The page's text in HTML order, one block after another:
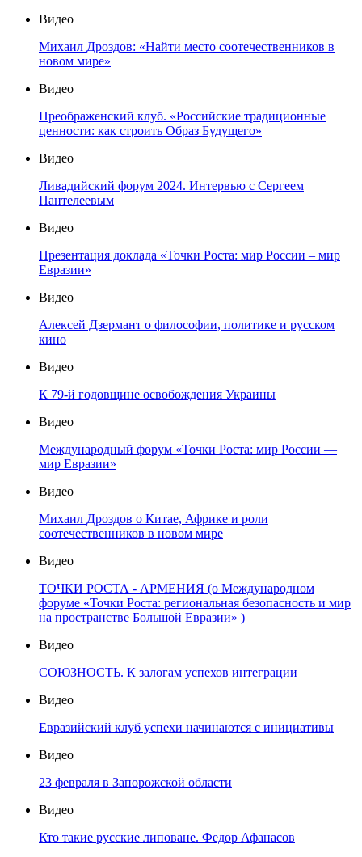
Видео
Михаил Дроздов: «Найти место соотечественников в
новом мире»
Видео
Преображенский клуб. «Российские традиционные
ценности: как строить Образ Будущего»
Видео
Ливадийский форум 2024. Интервью с Сергеем
Пантелеевым
Видео
Презентация доклада «Точки Роста: мир России – мир
Евразии»
Видео
Алексей Дзермант о философии, политике и русском
кино
Видео
К 79-й годовщине освобождения Украины
Видео
Международный форум «Точки Роста: мир России —
мир Евразии»
Видео
Михаил Дроздов о Китае, Африке и роли
соотечественников в новом мире
Видео
ТОЧКИ РОСТА - АРМЕНИЯ (о Международном
форуме «Точки Роста: региональная безопасность и мир
на пространстве Большой Евразии» )
Видео
СОЮЗНОСТЬ. К залогам успехов интеграции
Видео
Евразийский клуб успехи начинаются с инициативы
Видео
23 февраля в Запорожской области
Видео
Кто такие русские липоване. Федор Афанасов